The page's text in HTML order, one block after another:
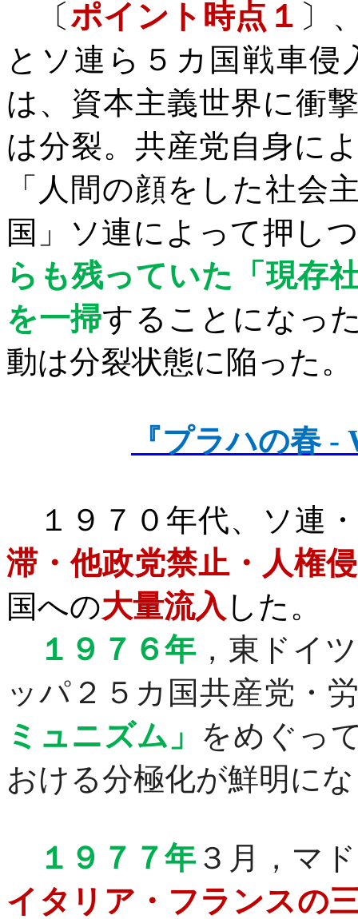
〔ポイント時点１ 〕
とソ連ら５カ国戦車
は、資本主義世界に衝
は分裂。 共産党自身に
「人間の顔をした社会
国」ソ連によって押し
らも残っていた「現存
を一掃することになっ
動は分裂状態に陥った。
『プラハの春 -
１９７０年代、ソ連
滞・他政党禁止・人権
国への大量流入 した。
１９７６年 ，東ドイ
ッパ２５カ国共産党・
ミュニズム」 をめぐっ
おける分極化が鮮明に
１９７７年 ３月，マ
イタリア・フランスの